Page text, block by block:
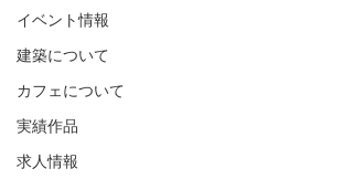
イベント情報
建築について
カフェについて
実績作品
求人情報